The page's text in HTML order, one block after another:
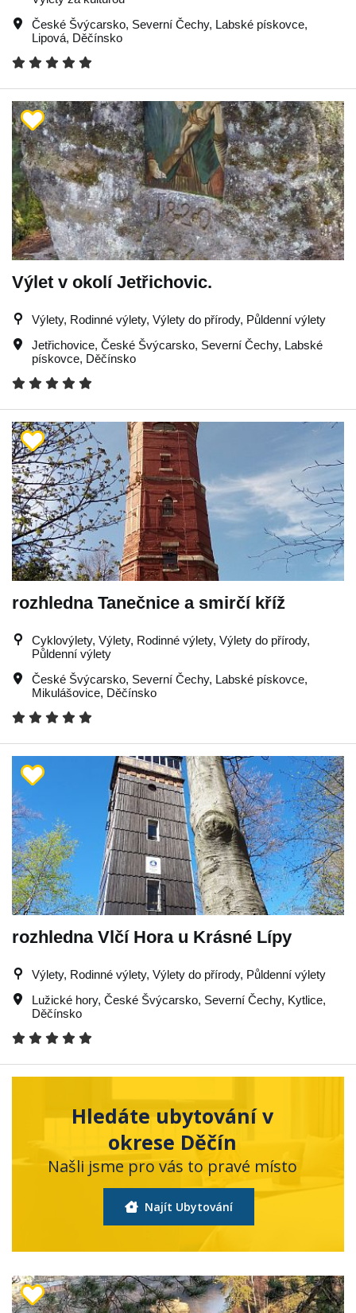
České Švýcarsko, Severní Čechy, Labské pískovce,
Lipová, Děčínsko
Výlet v okolí Jetřichovic.
Výlety, Rodinné výlety, Výlety do přírody, Půldenní výlety
Jetřichovice, České Švýcarsko, Severní Čechy, Labské
pískovce, Děčínsko
rozhledna Tanečnice a smirčí kříž
Cyklovýlety, Výlety, Rodinné výlety, Výlety do přírody,
Půldenní výlety
České Švýcarsko, Severní Čechy, Labské pískovce,
Mikulášovice, Děčínsko
rozhledna Vlčí Hora u Krásné Lípy
Výlety, Rodinné výlety, Výlety do přírody, Půldenní výlety
Lužické hory, České Švýcarsko, Severní Čechy, Kytlice,
Děčínsko
Hledáte ubytování v
okrese Děčín
Našli jsme pro vás to pravé místo
Najít Ubytování